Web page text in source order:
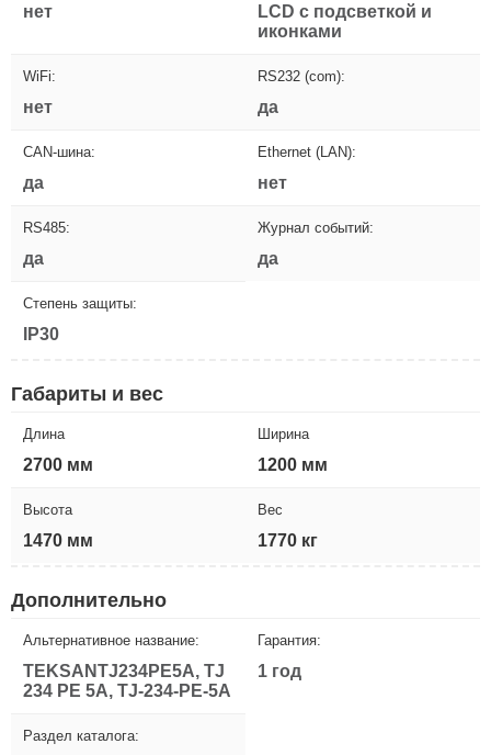
нет
LCD с подсветкой и
иконками
WiFi:
нет
RS232 (com):
да
CAN-шина:
да
Ethernet (LAN):
нет
RS485:
да
Журнал событий:
да
Степень защиты:
IP30
Габариты и вес
Длина
2700 мм
Ширина
1200 мм
Высота
1470 мм
Вес
1770 кг
Дополнительно
Альтернативное название:
TEKSANTJ234PE5A, TJ
234 PE 5A, TJ-234-PE-5A
Гарантия:
1 год
Раздел каталога: